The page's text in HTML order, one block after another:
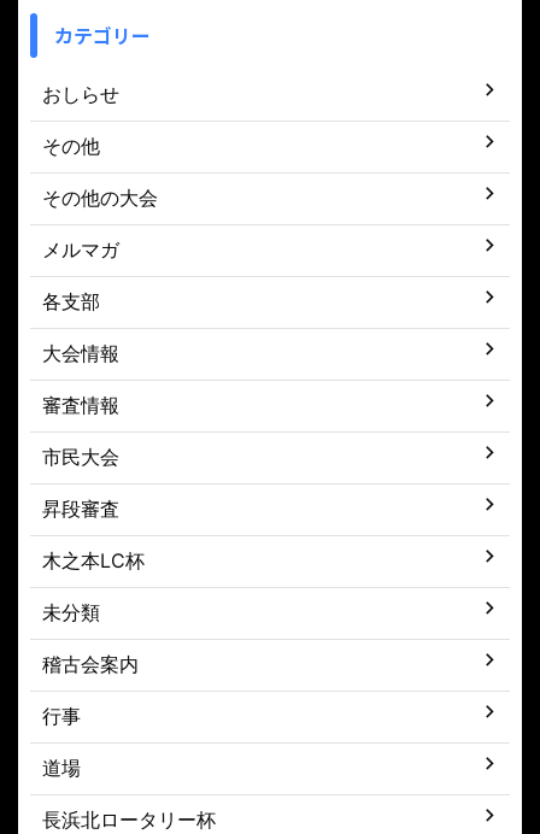
カテゴリー
おしらせ
その他
その他の大会
メルマガ
各支部
大会情報
審査情報
市民大会
昇段審査
木之本LC杯
未分類
稽古会案内
行事
道場
長浜北ロータリー杯